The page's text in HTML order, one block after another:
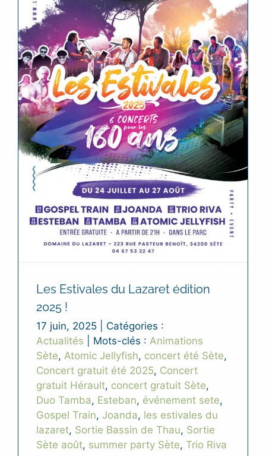
Les Estivales du Lazaret édition
2025 !
17 juin, 2025
Catégories :
Actualités
Mots-clés : Animations
Sète, Atomic Jellyfish, concert été Sète,
Concert gratuit été 2025, Concert
gratuit Hérault, concert gratuit Sète,
Duo Tamba, Esteban, événement sete,
Gospel Train, Joanda, les estivales du
lazaret, Sortie Bassin de Thau, Sortie
Sète août, summer party Sète, Trio Riva